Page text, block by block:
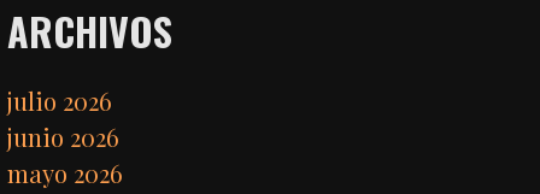
ARCHIVOS
julio 2026
junio 2026
mayo 2026